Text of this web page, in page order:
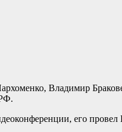
Владимир
его